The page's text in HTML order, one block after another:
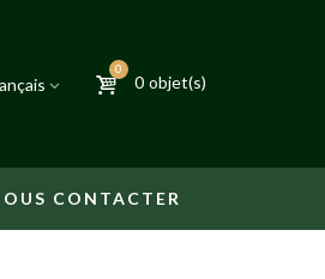
0
0 objet(s)
CONTACTER